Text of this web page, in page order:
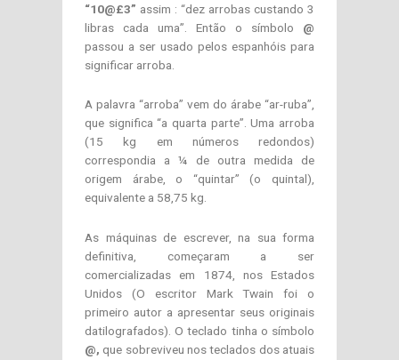
“10@£3” assim : “dez arrobas custando 3
libras cada uma”. Então o símbolo @
passou a ser usado pelos espanhóis para
significar arroba.
A palavra “arroba” vem do árabe “ar-ruba”,
que significa “a quarta parte”. Uma arroba
(15 kg em números redondos)
correspondia a ¼ de outra medida de
origem árabe, o “quintar” (o quintal),
equivalente a 58,75 kg.
As máquinas de escrever, na sua forma
definitiva, começaram a ser
comercializadas em 1874, nos Estados
Unidos (O escritor Mark Twain foi o
primeiro autor a apresentar seus originais
datilografados). O teclado tinha o símbolo
@, que sobreviveu nos teclados dos atuais